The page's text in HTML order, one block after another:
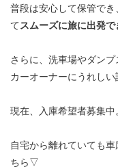
普段は安心して保管で
てスムーズに旅に出発
さらに、洗車場やダン
カーオーナーにうれしい
現在、入庫希望者募集中。
自宅から離れていても
ちら▽